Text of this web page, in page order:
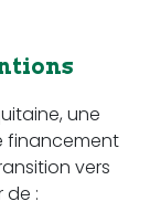
une
financement
vers
de :